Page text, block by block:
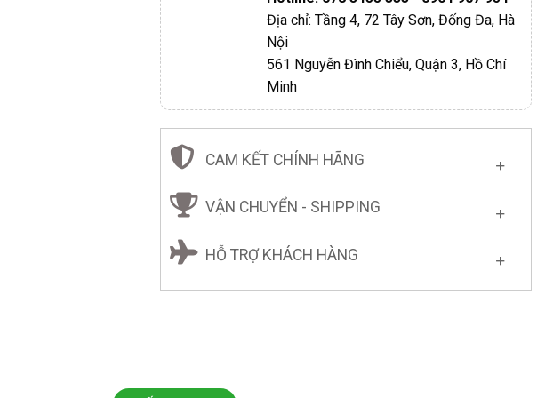
Địa chỉ: Tầng 4, 72 Tây Sơn, Đống Đa, Hà
Nội
561 Nguyễn Đình Chiểu, Quận 3, Hồ Chí
Minh
CAM KẾT CHÍNH HÃNG
VẬN CHUYỂN - SHIPPING
HỖ TRỢ KHÁCH HÀNG